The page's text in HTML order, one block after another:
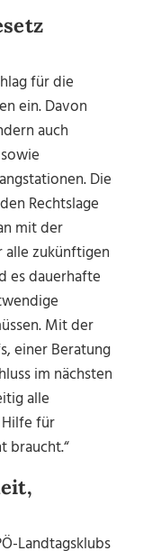
für die
ein. Davon
auch
Die
Rechtslage
mit der
alle zukünftigen
es dauerhafte
Mit der
einer Beratung
im nächsten
alle
für
braucht.“
Landtagsklubs